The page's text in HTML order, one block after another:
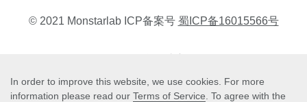
© 2021 Monstarlab ICP备案号 蜀ICP备16015566号
Terms of Service
In order to improve this website, we use cookies. For more
information please read our Terms of Service . To agree with the